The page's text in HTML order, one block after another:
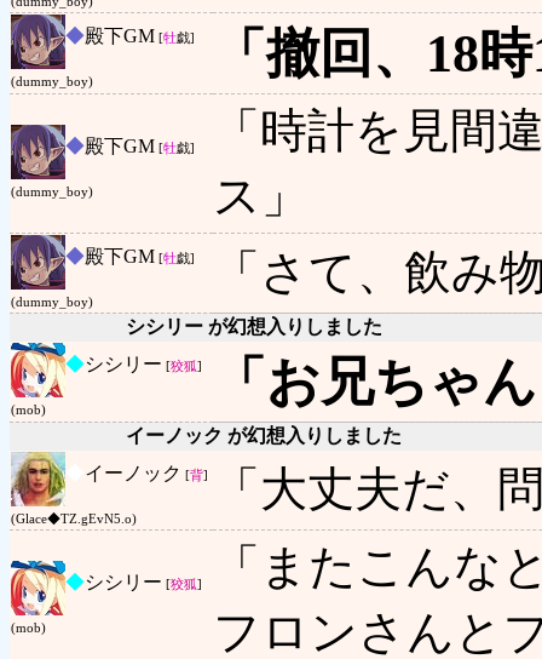
◆殿下GM [牡戯]
(dummy_boy) 「撤回、18
◆殿下GM [牡戯]
(dummy_boy)
「時計を見間
ス」
◆殿下GM [牡戯]
(dummy_boy)
「さて、飲み
シシリー が幻想入りしました
◆シシリー [狡狐]
(mob) 「お兄ちゃ
イーノック が幻想入りしました
イーノック [背]
(Glace◆TZ.gEvN5.o)
「大丈夫だ、
◆シシリー [狡狐]
(mob)
「またこんな
フロンさんと